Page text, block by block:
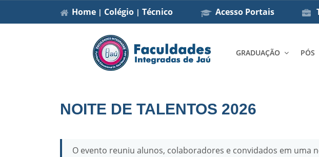
Home | Colégio | Técnico Acesso Portais
GRADUAÇÃO PÓS
NOITE DE TALENTOS 2026
O evento reuniu alunos, colaboradores e convidados em uma